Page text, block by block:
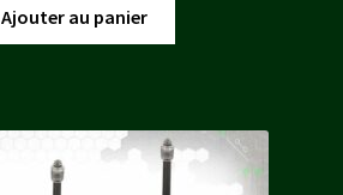
initial
était :
actuel
est :
Ajouter au panier